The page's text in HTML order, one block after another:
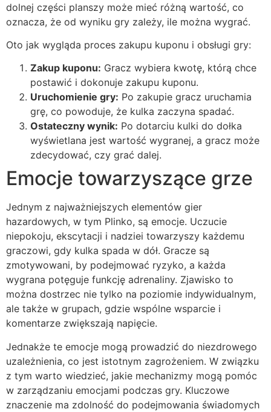
dolnej części planszy może mieć różną wartość, co
oznacza, że od wyniku gry zależy, ile można wygrać.
Oto jak wygląda proces zakupu kuponu i obsługi gry:
Zakup kuponu: Gracz wybiera kwotę, którą chce
postawić i dokonuje zakupu kuponu.
Uruchomienie gry: Po zakupie gracz uruchamia
grę, co powoduje, że kulka zaczyna spadać.
Ostateczny wynik: Po dotarciu kulki do dołka
wyświetlana jest wartość wygranej, a gracz może
zdecydować, czy grać dalej.
Emocje towarzyszące grze
Jednym z najważniejszych elementów gier
hazardowych, w tym Plinko, są emocje. Uczucie
niepokoju, ekscytacji i nadziei towarzyszy każdemu
graczowi, gdy kulka spada w dół. Gracze są
zmotywowani, by podejmować ryzyko, a każda
wygrana potęguje funkcję adrenaliny. Zjawisko to
można dostrzec nie tylko na poziomie indywidualnym,
ale także w grupach, gdzie wspólne wsparcie i
komentarze zwiększają napięcie.
Jednakże te emocje mogą prowadzić do niezdrowego
uzależnienia, co jest istotnym zagrożeniem. W związku
z tym warto wiedzieć, jakie mechanizmy mogą pomóc
w zarządzaniu emocjami podczas gry. Kluczowe
znaczenie ma zdolność do podejmowania świadomych